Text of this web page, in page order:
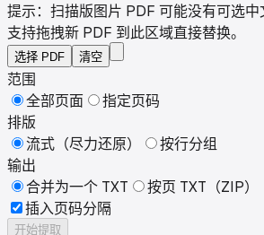
提示：扫描版图片 PDF 可能没有可选中
支持拖拽新 PDF 到此区域直接替换。
选择 PDF 清空
范围
全部页面
指定页码
排版
流式（尽力还原）
按行分组
输出
合并为一个 TXT
按页 TXT（ZIP）
插入页码分隔
开始提取